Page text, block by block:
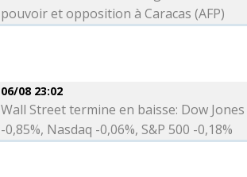
pouvoir et opposition à Caracas (AFP)
06/08 23:02
Wall Street termine en baisse: Dow Jones
-0,85%, Nasdaq -0,06%, S&P 500 -0,18%